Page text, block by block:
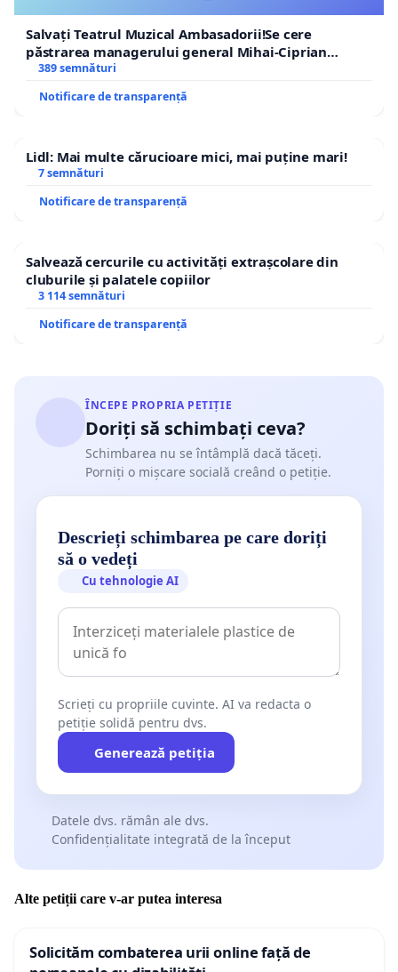
Salvați Teatrul Muzical Ambasadorii!Se cere
păstrarea managerului general Mihai-Ciprian
ROGOJAN
389 semnături
Notificare de transparență
Lidl: Mai multe cărucioare mici, mai puține mari!
7 semnături
Notificare de transparență
Salvează cercurile cu activități extrașcolare din
cluburile și palatele copiilor
3 114 semnături
Notificare de transparență
ÎNCEPE PROPRIA PETIȚIE
Doriți să schimbați ceva?
Schimbarea nu se întâmplă dacă tăceți.
Porniți o mișcare socială creând o petiție.
Descrieți schimbarea pe care doriți
să o vedeți
Cu tehnologie AI
Scrieți cu propriile cuvinte. AI va redacta o
petiție solidă pentru dvs.
Generează petiția
Datele dvs. rămân ale dvs.
Confidențialitate integrată de la început
Alte petiții care v-ar putea interesa
Solicităm combaterea urii online față de